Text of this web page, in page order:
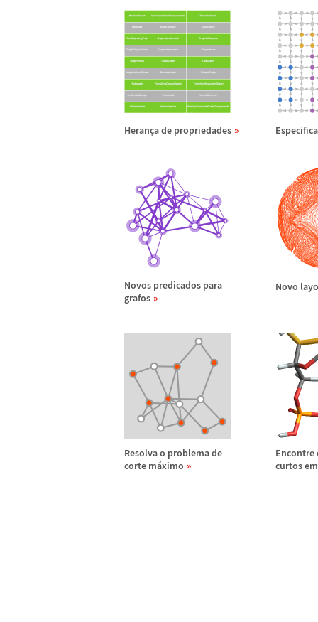
Herança de propriedades Especifica
Novos predicados para
grafos
Novo
Resolva o problema de
corte máximo
Encontre
curtos